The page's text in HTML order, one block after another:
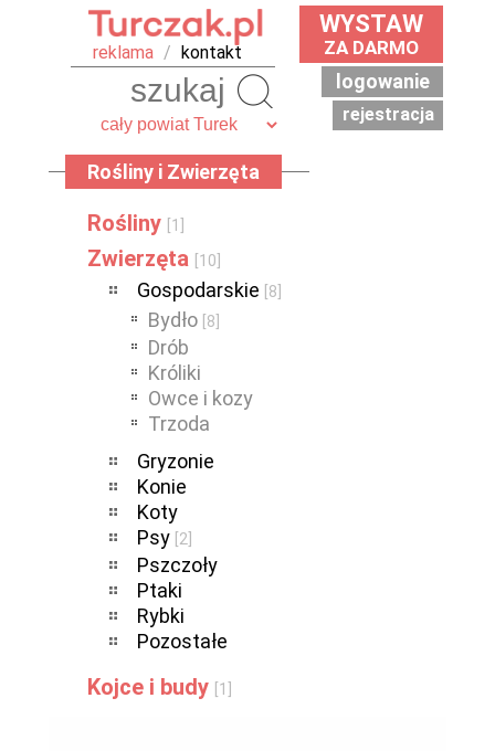
reklama / kontakt
WYSTAW
ZA DARMO
logowanie
rejestracja
Rośliny i Zwierzęta
Rośliny [1]
Zwierzęta [10]
Gospodarskie [8]
Bydło [8]
Drób
Króliki
Owce i kozy
Trzoda
Gryzonie
Konie
Koty
Psy [2]
Pszczoły
Ptaki
Rybki
Pozostałe
Kojce i budy [1]